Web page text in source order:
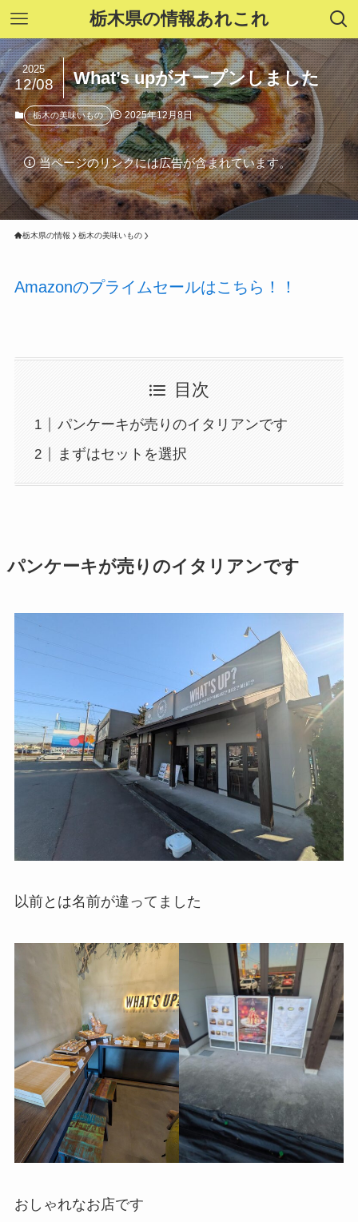
栃木県の情報あれこれ
What’s upがオープンしました
2025
12/08
栃木の美味いもの 2025年12月8日
当ページのリンクには広告が含まれています。
栃木県の情報 栃木の美味いもの
Amazonのプライムセールはこちら！！
目次
パンケーキが売りのイタリアンです
まずはセットを選択
パンケーキが売りのイタリアンです
以前とは名前が違ってました
おしゃれなお店です